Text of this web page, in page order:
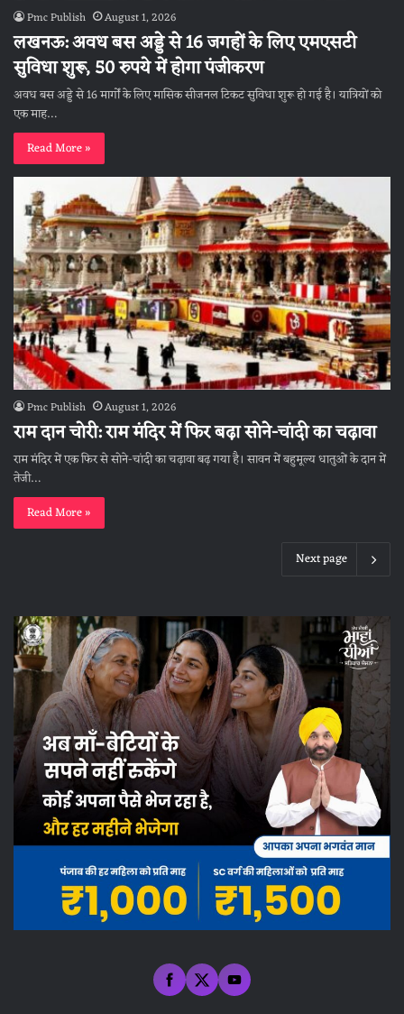
Pmc Publish August 1, 2026
लखनऊ: अवध बस अड्डे से 16 जगहों के लिए एमएसटी
सुविधा शुरू, 50 रुपये में होगा पंजीकरण
अवध बस अड्डे से 16 मार्गों के लिए मासिक सीजनल टिकट सुविधा शुरू हो गई है। यात्रियों को
एक माह…
Read More »
Pmc Publish August 1, 2026
राम दान चोरी: राम मंदिर में फिर बढ़ा सोने-चांदी का चढ़ावा
राम मंदिर में एक फिर से सोने-चांदी का चढ़ावा बढ़ गया है। सावन में बहुमूल्य धातुओं के दान में
तेजी…
Read More »
Next page